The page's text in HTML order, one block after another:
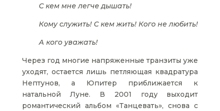
С кем мне легче дышать!
Кому служить! С кем жить! Кого не любить!
А кого уважать!
Через год многие напряженные транзиты уже
уходят, остается лишь петляющая квадратура
Нептунов, а Юпитер приближается к
натальной Луне. В 2001 году выходит
романтический альбом «Танцевать», снова с